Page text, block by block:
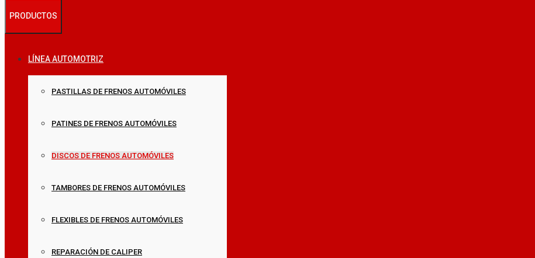
PRODUCTOS
LÍNEA AUTOMOTRIZ
PASTILLAS DE FRENOS AUTOMÓVILES
PATINES DE FRENOS AUTOMÓVILES
DISCOS DE FRENOS AUTOMÓVILES
TAMBORES DE FRENOS AUTOMÓVILES
FLEXIBLES DE FRENOS AUTOMÓVILES
REPARACIÓN DE CALIPER